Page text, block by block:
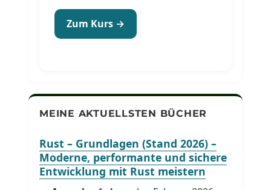
Zum Kurs →
MEINE AKTUELLSTEN BÜCHER
Rust – Grundlagen (Stand 2026) –
Moderne, performante und sichere
Entwicklung mit Rust meistern